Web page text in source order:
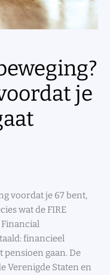
je
voordat je 67 bent,
wat de FIRE
Financial
financieel
gaan. De
Verenigde Staten en